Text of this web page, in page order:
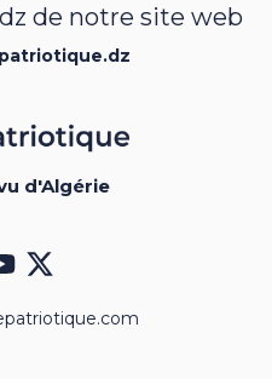
de notre site web
d'Algérie